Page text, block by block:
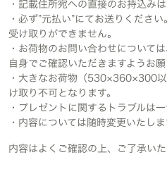
・記載住所宛への直接のお持込み
・必ず”元払い”にてお送りくださ
受け取りができません。
・お荷物のお問い合わせについて
自身でご確認いただきますようお願
・大きなお荷物（530×360×300
け取り不可となります。
・プレゼントに関するトラブルは
・内容については随時変更いたしま
内容はよくご確認の上、ご了承いた